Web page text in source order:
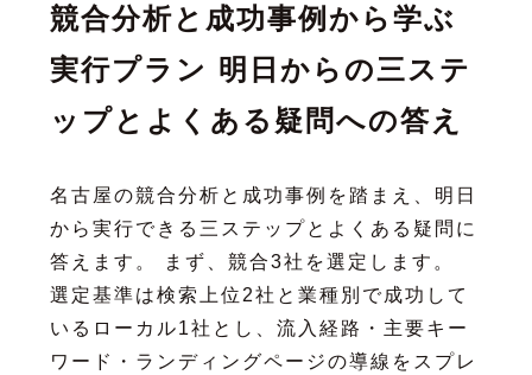
競合分析と成功事例から学ぶ
実行プラン 明日からの三ステ
ップとよくある疑問への答え
名古屋の競合分析と成功事例を踏まえ、明日
から実行できる三ステップとよくある疑問に
答えます。 まず、競合3社を選定します。
選定基準は検索上位2社と業種別で成功して
いるローカル1社とし、流入経路・主要キー
ワード・ランディングページの導線をスプレ